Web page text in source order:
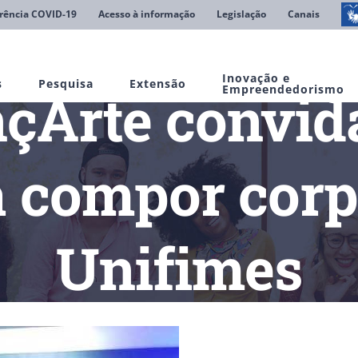
COVID-19 Acesso à informação Legislação Canais
Pesquisa Extensão Inovação e
Empreendedorismo
compor
Unifimes